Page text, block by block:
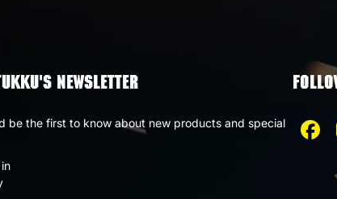
NEWSLETTER
be the first to know about new products and special